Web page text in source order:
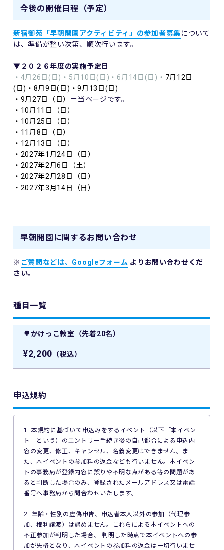
今後の開催日程（予定）
新宿御苑「早朝開園アクティビティ」の参加者募集について
は、準備が整い次第、順次行います。
▼２０２６年度の実施予定日
・4月26日(日)・5月10日(日) ・6月14日(日) ・ 7月12日
(日) ・8月9日(日) ・9月13日(日)
・9月27日（日）
＝当ページです。
・10月11日（日）
・10月25日（日）
・11月8日（日）
・12月13日（日）
・2027年1月24日（日）
・2027年2月6日（土）
・2027年2月28日（日）
・2027年3月14日（日）
早朝開園に関するお問い合わせ
※ ご質問などは、Googleフォーム よりお問い合わせくだ
さい。
種目一覧
🌳かけっこ教室（先着20名）
¥2,200 （税込）
申込規約
1. 本規約に基づいて申込みをするイベント（以下「本イベン
ト」という）のエントリー手続き後の自己都合による申込内
容の変更、修正、キャンセル、名義変更はできません。ま
た、本イベントの参加料の返金なども行いません。本イベン
トの事務局が登録内容に誤りや不明な点がある等の問題があ
ると判断した場合のみ、登録されたメールアドレス又は電話
番号へ事務局から問合わせいたします。
2. 年齢・性別の虚偽申告、申込者本人以外の参加（代理参
加、権利譲渡）は認めません。これらによる本イベントへの
不正参加が判明した場合、 判明した時点で本イベントへの参
加が失格となり、本イベントの参加料の返金は一切行いませ